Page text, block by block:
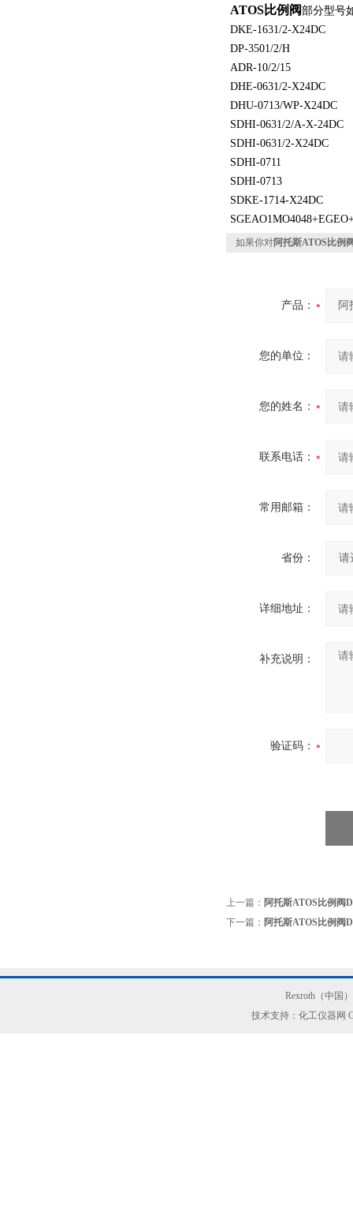
ATOS比例阀部分型号
DKE-1631/2-X24DC
DP-3501/2/H
ADR-10/2/15
DHE-0631/2-X24DC
DHU-0713/WP-X24DC
SDHI-0631/2/A-X-24DC
SDHI-0631/2-X24DC
SDHI-0711
SDHI-0713
SDKE-1714-X24DC
如果你对阿托斯ATOS比例
产品：
您的单位：
您的姓名：
联系电话：
常用邮箱：
省份：
详细地址：
补充说明：
验证码：
上一篇： 阿托斯ATOS比例阀
下一篇： 阿托斯ATOS比例阀
Rexroth（中国
技术支持：化工仪器网